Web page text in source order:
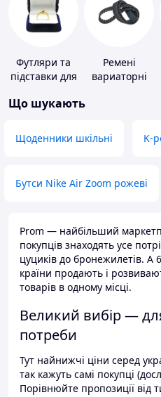
Футляри та
підставки для
Ремені
вариаторні
Що шукають
Щоденники шкільні K-
Бутси Nike Air Zoom рожеві
Prom — найбільший
покупців знаходять усе
цуциків до бронежилетів. А
країни продають і
товарів в одному місці.
Великий вибір —
потреби
Тут найнижчі ціни серед
так кажуть самі покупці
Порівнюйте пропозиції від